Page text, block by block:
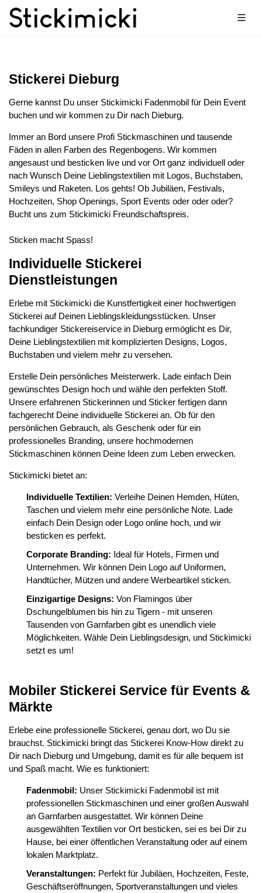
Stickerei Dieburg
Gerne kannst Du unser Stickimicki Fadenmobil für Dein Event
buchen und wir kommen zu Dir nach Dieburg.
Immer an Bord unsere Profi Stickmaschinen und tausende
Fäden in allen Farben des Regenbogens. Wir kommen
angesaust und besticken live und vor Ort ganz individuell oder
nach Wunsch Deine Lieblingstextilien mit Logos, Buchstaben,
Smileys und Raketen. Los gehts! Ob Jubiläen, Festivals,
Hochzeiten, Shop Openings, Sport Events oder oder oder?
Bucht uns zum Stickimicki Freundschaftspreis.
Sticken macht Spass!
Individuelle Stickerei
Dienstleistungen
Erlebe mit Stickimicki die Kunstfertigkeit einer hochwertigen
Stickerei auf Deinen Lieblingskleidungsstücken. Unser
fachkundiger Stickereiservice in Dieburg ermöglicht es Dir,
Deine Lieblingstextilien mit komplizierten Designs, Logos,
Buchstaben und vielem mehr zu versehen.
Erstelle Dein persönliches Meisterwerk. Lade einfach Dein
gewünschtes Design hoch und wähle den perfekten Stoff.
Unsere erfahrenen Stickerinnen und Sticker fertigen dann
fachgerecht Deine individuelle Stickerei an. Ob für den
persönlichen Gebrauch, als Geschenk oder für ein
professionelles Branding, unsere hochmodernen
Stickmaschinen können Deine Ideen zum Leben erwecken.
Stickimicki bietet an:
Individuelle Textilien: Verleihe Deinen Hemden, Hüten,
Taschen und vielem mehr eine persönliche Note. Lade
einfach Dein Design oder Logo online hoch, und wir
besticken es perfekt.
Corporate Branding: Ideal für Hotels, Firmen und
Unternehmen. Wir können Dein Logo auf Uniformen,
Handtücher, Mützen und andere Werbeartikel sticken.
Einzigartige Designs: Von Flamingos über
Dschungelblumen bis hin zu Tigern - mit unseren
Tausenden von Garnfarben gibt es unendlich viele
Möglichkeiten. Wähle Dein Lieblingsdesign, und Stickimicki
setzt es um!
Mobiler Stickerei Service für Events &
Märkte
Erlebe eine professionelle Stickerei, genau dort, wo Du sie
brauchst. Stickimicki bringt das Stickerei Know-How direkt zu
Dir nach Dieburg und Umgebung, damit es für alle bequem ist
und Spaß macht. Wie es funktioniert:
Fadenmobil: Unser Stickimicki Fadenmobil ist mit
professionellen Stickmaschinen und einer großen Auswahl
an Garnfarben ausgestattet. Wir können Deine
ausgewählten Textilien vor Ort besticken, sei es bei Dir zu
Hause, bei einer öffentlichen Veranstaltung oder auf einem
lokalen Marktplatz.
Veranstaltungen: Perfekt für Jubiläen, Hochzeiten, Feste,
Geschäftseröffnungen, Sportveranstaltungen und vieles